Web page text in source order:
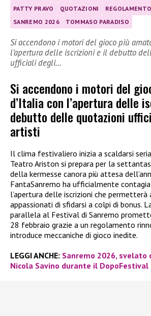
PATTY PRAVO
QUOTAZIONI REGOLAMENTO
SANREMO 2026
TOMMASO PARADISO
Si accendono i motori del gioco più
l’apertura delle iscrizioni e il debutto
ufficiali degli…
Si accendono i motori del
d’Italia con l’apertura delle
debutto delle quotazioni
artisti
Il clima festivaliero inizia a scaldarsi
Teatro Ariston si prepara per la
della kermesse canora più attesa
FantaSanremo ha ufficialmente
l’apertura delle iscrizioni che permetterà
appassionati di sfidarsi a colpi di bonus.
parallela al Festival di Sanremo
28 febbraio grazie a un regolamento
introduce meccaniche di gioco inedite.
LEGGI ANCHE: Sanremo 2026, svelato
Nicola Savino durante il DopoFestival